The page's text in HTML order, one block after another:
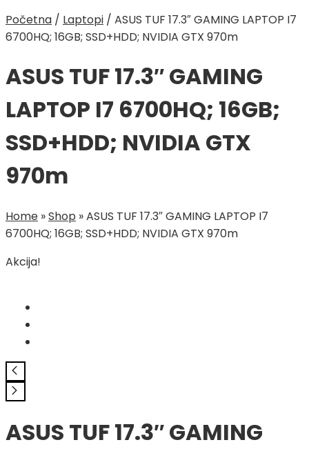
Početna / Laptopi / ASUS TUF 17.3″ GAMING LAPTOP I7
6700HQ; 16GB; SSD+HDD; NVIDIA GTX 970m
ASUS TUF 17.3″ GAMING
LAPTOP I7 6700HQ; 16GB;
SSD+HDD; NVIDIA GTX
970m
Home »Shop »ASUS TUF 17.3″ GAMING LAPTOP I7
6700HQ; 16GB; SSD+HDD; NVIDIA GTX 970m
Akcija!
ASUS TUF 17.3″ GAMING